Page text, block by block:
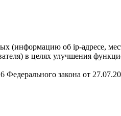
(информацию об ip-адресе,
в целях улучшения
Федерального закона от